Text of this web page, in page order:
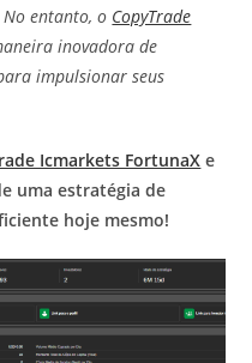
entanto, o CopyTrade
inovadora de
impulsionar seus
Icmarkets FortunaX e
uma estratégia de
hoje mesmo!